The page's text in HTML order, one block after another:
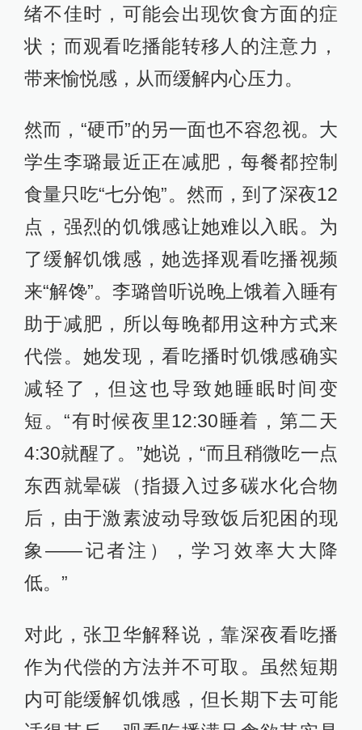
绪不佳时，可能会出现饮食方面的症
状；而观看吃播能转移人的注意力，
带来愉悦感，从而缓解内心压力。
然而，“硬币”的另一面也不容忽视。大
学生李璐最近正在减肥，每餐都控制
食量只吃“七分饱”。然而，到了深夜12
点，强烈的饥饿感让她难以入眠。为
了缓解饥饿感，她选择观看吃播视频
来“解馋”。李璐曾听说晚上饿着入睡有
助于减肥，所以每晚都用这种方式来
代偿。她发现，看吃播时饥饿感确实
减轻了，但这也导致她睡眠时间变
短。“有时候夜里12:30睡着，第二天
4:30就醒了。”她说，“而且稍微吃一点
东西就晕碳（指摄入过多碳水化合物
后，由于激素波动导致饭后犯困的现
象——记者注），学习效率大大降
低。”
对此，张卫华解释说，靠深夜看吃播
作为代偿的方法并不可取。虽然短期
内可能缓解饥饿感，但长期下去可能